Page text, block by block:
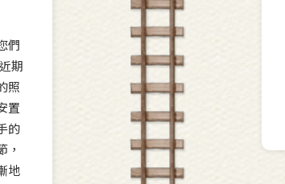
們
期
照
置
的
，
地